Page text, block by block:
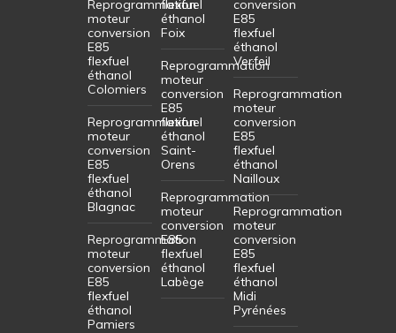
Reprogrammation
moteur
conversion
E85
flexfuel
éthanol
Colomiers
Reprogrammation
moteur
conversion
E85
flexfuel
éthanol
Blagnac
Reprogrammation
moteur
conversion
E85
flexfuel
éthanol
Pamiers
flexfuel
éthanol
Foix
Reprogrammation
moteur
conversion
E85
flexfuel
éthanol
Saint-
Orens
Reprogrammation
moteur
conversion
E85
flexfuel
éthanol
Labège
conversion
E85
flexfuel
éthanol
Verfeil
Reprogrammation
moteur
conversion
E85
flexfuel
éthanol
Nailloux
Reprogrammation
moteur
conversion
E85
flexfuel
éthanol
Midi
Pyrénées